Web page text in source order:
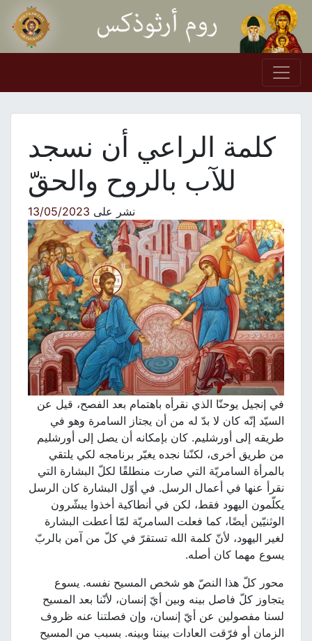
Skip to content
Main Navigation
كلمة الراعي أن نسجد
للآب بالروح والحقّ
نشر على13/05/2023
في إنجيل يوحنّا الذي نقرأه باهتمام بعد الفصح، قيل عن
السيّد إنّه كان لا بدّ له من أن يجتاز السامرة وهو في
طريقه إلى أورشليم. كان بإمكانه أن يصل إلى أورشليم
من طريق أخرى، لكنّنا نجده يغيّر برنامجه لكي يلتقي
بالمرأة السامريّة التي صارت منطلقًا لكلّ البشارة التي
نقرأ عنها في أعمال الرسل. في أوّل البشارة كان الرسل
يكلّمون اليهود فقط، لكن في أنطاكية أخذوا يبشّرون
الوثنيّين أيضًا، كما فعلت السامريّة لمّا أعطت البشارة
لغير اليهود، لأنّ كلمة الله تستقرّ في كلّ من آمن بالربّ
يسوع مهما كان أصله.
محور كلّ هذا النصّ هو شخص المسيح نفسه. يسوع
يتجاوز كلّ فاصل بينه وبين أيّ إنسان، لأنّنا بعد المسيح
لسنا مفصولين عن أيّ إنسان، وإن فصلتنا عنه ظروف
الزمان أو فرّقت العادات بيننا وبينه. بسبب من المسيح